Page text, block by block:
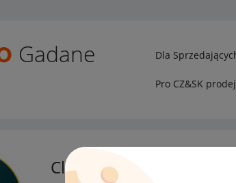
Gadane Dla
Pro CZ&SK
Client:10095077